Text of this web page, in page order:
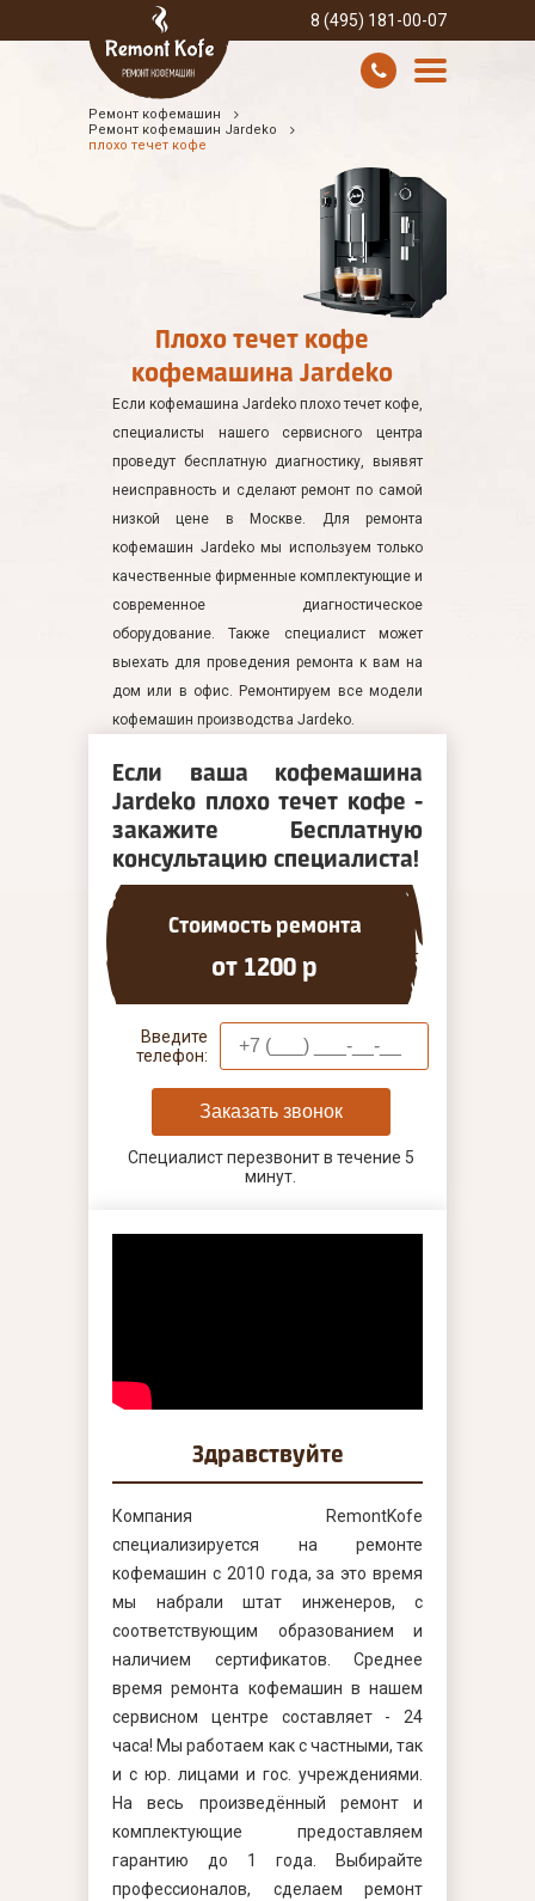
8 (495) 181-00-07
УСЛУГИ И ЦЕНЫ
Ремонт кофемашин
Ремонт кофемашин Jardeko
плохо течет кофе
Плохо течет кофе
кофемашина Jardeko
Если кофемашина Jardeko плохо течет кофе,
специалисты нашего сервисного центра
проведут бесплатную диагностику, выявят
неисправность и сделают ремонт по самой
низкой цене в Москве. Для ремонта
кофемашин Jardeko мы используем только
качественные фирменные комплектующие и
современное диагностическое
оборудование. Также специалист может
выехать для проведения ремонта к вам на
дом или в офис. Ремонтируем все модели
кофемашин производства Jardeko.
Если ваша кофемашина
Jardeko плохо течет кофе -
закажите Бесплатную
консультацию специалиста!
Стоимость ремонта
от 1200 р
Введите
телефон:
Заказать звонок
Специалист перезвонит в течение 5
минут.
Здравствуйте
Компания RemontKofe
специализируется на ремонте
кофемашин с 2010 года, за это время
мы набрали штат инженеров, с
соответствующим образованием и
наличием сертификатов. Среднее
время ремонта кофемашин в нашем
сервисном центре составляет - 24
часа! Мы работаем как с частными, так
и с юр. лицами и гос. учреждениями.
На весь произведённый ремонт и
комплектующие предоставляем
гарантию до 1 года. Выбирайте
профессионалов, сделаем ремонт